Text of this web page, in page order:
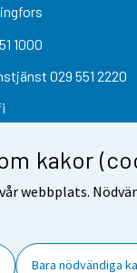
kakor
webbplats.
Bara nödvändiga
1000
029 551 2220
Kontaktinformation